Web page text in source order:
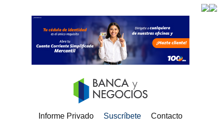
Informe Privado Suscríbete Contacto